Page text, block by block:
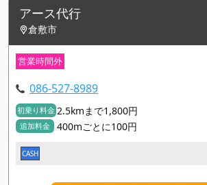
アース代行
倉敷市
営業時間外
086-527-8989
初乗り料金 2.5kmまで1,800円
追加料金 400mごとに100円
CASH